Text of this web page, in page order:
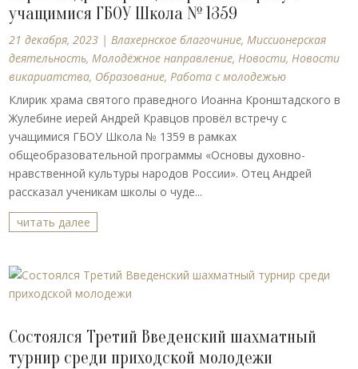
учащимися ГБОУ Школа № 1359
21 декабря, 2023 |Влахернское благочиние,Миссионерская
деятельность,Молодёжное направление,Новости,Новости
викариатства, Образование,Работа с молодежью
Клирик храма святого праведного Иоанна Кронштадского в
Жулебине иерей Андрей Кравцов провёл встречу с
учащимися ГБОУ Школа № 1359 в рамках
общеобразовательной программы «Основы духовно-
нравственной культуры народов России». Отец Андрей
рассказал ученикам школы о чуде...
читать далее
Состоялся Третий Введенский шахматный
турнир среди приходской молодежи